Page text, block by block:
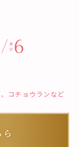
コチョウランなど